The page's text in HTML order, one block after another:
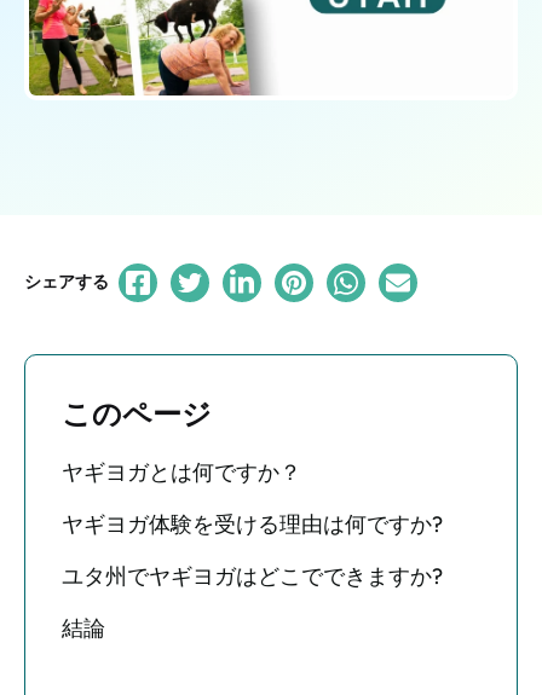
シェアする
このページ
ヤギヨガとは何ですか？
ヤギヨガ体験を受ける理由は何ですか?
ユタ州でヤギヨガはどこでできますか?
結論